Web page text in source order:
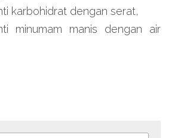
karbohidrat dengan serat,
minumam manis dengan air